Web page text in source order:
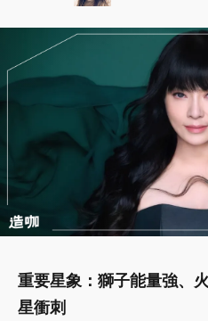
重要星象：獅子能量強、
星衝刺